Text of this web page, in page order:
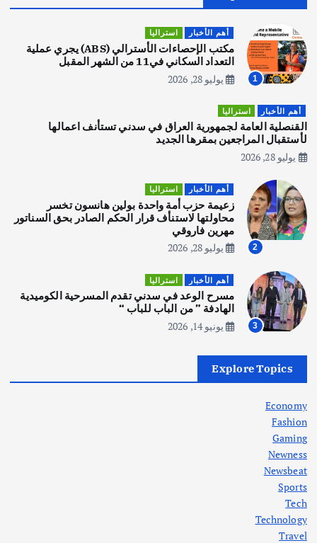
2
اصبح بطلاً لأستراليا بلعبة كمال الاجسام
يوليو 30, 2026
3
يوليو 30, 2026
4
المقبل
يوليو 28, 2026
أهم الأخبار ثقافة وفنون
انطلاق ورشة التمثيل في مدينة كلباء الاماراتية
أغسطس 5, 2026
في جذور المشكلة وحلولها المستدامة
أهم الأخبار
اختتام ورشة السينوغرافيا في مدينة كلباء الاماراتية
أغسطس 3, 2026
1
أهم الأخبار استراليا
مكتب الإحصاءات الأسترالي (ABS) يجري عملية
التعداد السكاني في11 من الشهر المقبل
يوليو 28, 2026
أهم الأخبار استراليا
القنصلية العامة لجمهورية العراق في سدني تستأنف اعمالها
لأستقبال المراجعين بمقرها الجديد
يوليو 28, 2026
2
أهم الأخبار استراليا
زعيمة حزب أمة واحدة بولين هانسون تخسر
محاولتها لاستنأف قرار الحكم الصادر بحق السناتور
مهرين فاروقي
يوليو 28, 2026
3
أهم الأخبار استراليا
مسرح الوعد في سدني تقدم المسرحية الكوميدية
الهادفة ” من الباب للباب “
يونيو 14, 2026
Explore Topics
Economy
Fashion
Gaming
Newness
Newsbeat
Sports
Tech
Technology
Travel